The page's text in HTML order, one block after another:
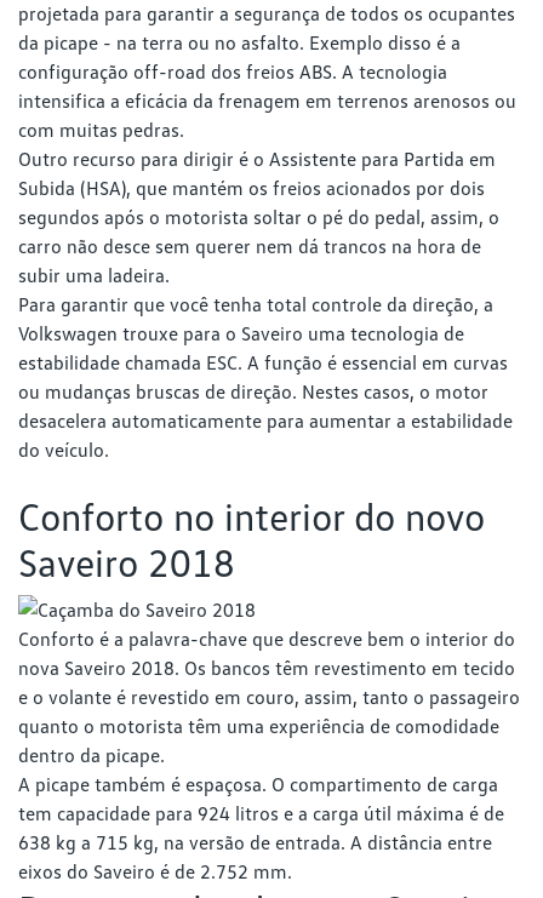
projetada para garantir a segurança de todos os ocupantes
da picape - na terra ou no asfalto. Exemplo disso é a
configuração off-road dos freios ABS. A tecnologia
intensifica a eficácia da frenagem em terrenos arenosos ou
com muitas pedras.
Outro recurso para dirigir é o Assistente para Partida em
Subida (HSA), que mantém os freios acionados por dois
segundos após o motorista soltar o pé do pedal, assim, o
carro não desce sem querer nem dá trancos na hora de
subir uma ladeira.
Para garantir que você tenha total controle da direção, a
Volkswagen trouxe para o Saveiro uma tecnologia de
estabilidade chamada ESC. A função é essencial em curvas
ou mudanças bruscas de direção. Nestes casos, o motor
desacelera automaticamente para aumentar a estabilidade
do veículo.
Conforto no interior do novo
Saveiro 2018
Conforto é a palavra-chave que descreve bem o interior do
nova Saveiro 2018. Os bancos têm revestimento em tecido
e o volante é revestido em couro, assim, tanto o passageiro
quanto o motorista têm uma experiência de comodidade
dentro da picape.
A picape também é espaçosa. O compartimento de carga
tem capacidade para 924 litros e a carga útil máxima é de
638 kg a 715 kg, na versão de entrada. A distância entre
eixos do Saveiro é de 2.752 mm.